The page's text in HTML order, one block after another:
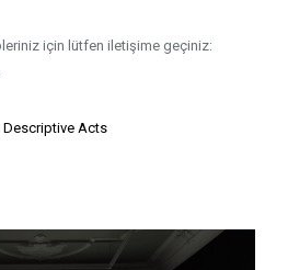
için lütfen iletişime geçiniz:
Descriptive Acts